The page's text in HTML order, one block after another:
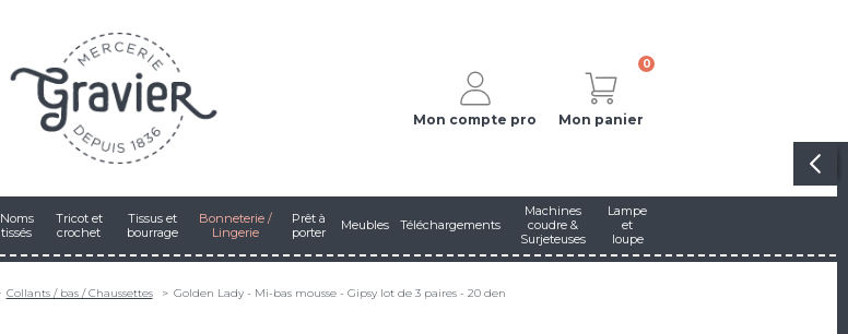
Mon compte pro
0
Mon panier
Noms
tissés
Tricot et
crochet
Tissus et
bourrage
Bonneterie /
Lingerie
Prêt à
porter
Meubles Téléchargements
Machines
coudre &
Surjeteuses
Lampe
et
loupe
Collants / bas / Chaussettes Golden Lady - Mi-bas mousse - Gipsy lot de 3 paires - 20 den